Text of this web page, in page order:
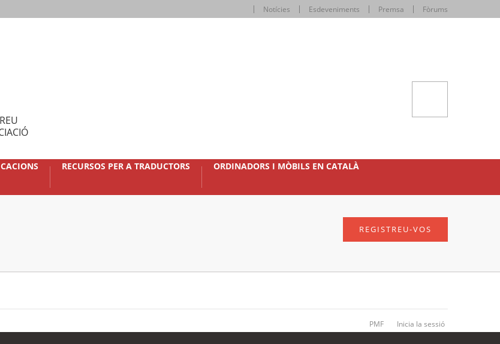
Notícies Esdeveniments Premsa Fòrums
RECURSOS PER A TRADUCTORS ORDINADORS I MÒBILS EN CATALÀ
REGISTREU-VOS
PMF Inicia la sessió